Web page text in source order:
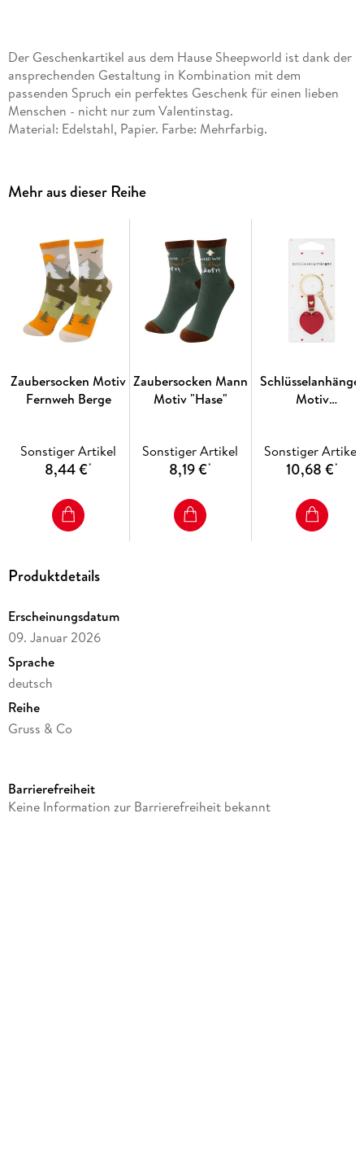
Der Geschenkartikel aus dem Hause Sheepworld ist dank der
ansprechenden Gestaltung in Kombination mit dem
passenden Spruch ein perfektes Geschenk für einen lieben
Menschen - nicht nur zum Valentinstag.
Material: Edelstahl, Papier. Farbe: Mehrfarbig.
Mehr aus dieser Reihe
Zaubersocken Motiv
Fernweh Berge
Sonstiger Artikel
8,44 €*
Zaubersocken Mann
Motiv "Hase"
Sonstiger Artikel
8,19 €*
Schlüsselanhänger
Motiv
Sonstiger Artikel
10,68 €*
Produktdetails
Erscheinungsdatum
09. Januar 2026
Sprache
deutsch
Reihe
Gruss & Co
Produktart
Barrierefreiheit
Keine Information zur Barrierefreiheit bekannt